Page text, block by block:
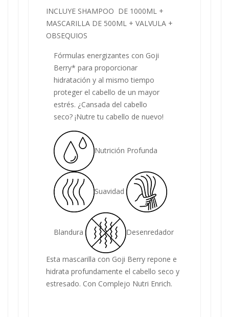
INCLUYE SHAMPOO DE 1000ML +
MASCARILLA DE 500ML + VALVULA +
OBSEQUIOS
Fórmulas energizantes con Goji
Berry* para proporcionar
hidratación y al mismo tiempo
proteger el cabello de un mayor
estrés. ¿Cansada del cabello
seco? ¡Nutre tu cabello de nuevo!
Nutrición Profunda
Suavidad
Blandura Desenredador
Esta mascarilla con Goji Berry repone e
hidrata profundamente el cabello seco y
estresado. Con Complejo Nutri Enrich.